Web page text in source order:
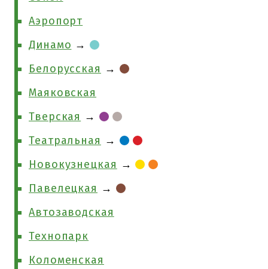
Аэропорт
Динамо →
Белорусская →
Маяковская
Тверская →
Театральная →
Новокузнецкая →
Павелецкая →
Автозаводская
Технопарк
Коломенская